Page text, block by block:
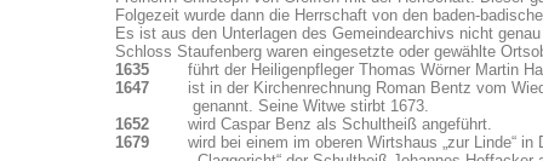
Folgezeit wurde dann die Herrschaft von den baden-
Es ist aus den Unterlagen des Gemeindearchivs nicht
Schloss Staufenberg waren eingesetzte oder gewählte
1635 führt der Heiligenpfleger Thomas Wörner Martin
1647 ist in der Kirchenrechnung Roman Bentz vom
genannt. Seine Witwe stirbt 1673.
1652 wird Caspar Benz als Schultheiß angeführt.
1679 wird bei einem im oberen Wirtshaus „zur Linde“ in